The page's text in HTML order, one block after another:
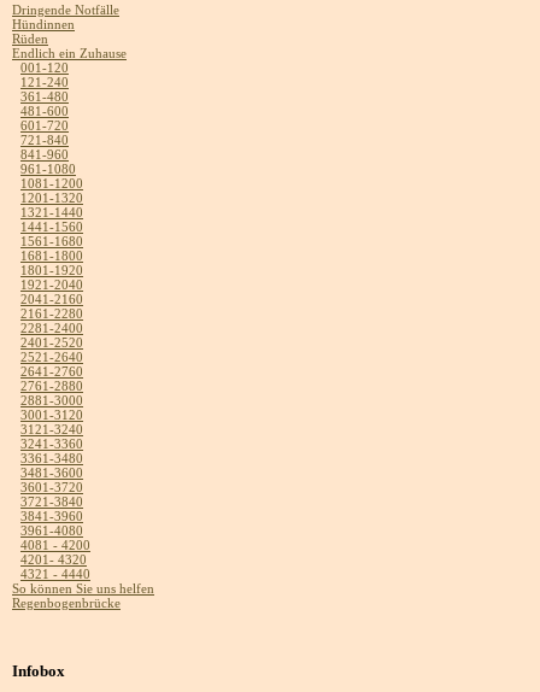
Dringende Notfälle
Hündinnen
Rüden
Endlich ein Zuhause
001-120
121-240
361-480
481-600
601-720
721-840
841-960
961-1080
1081-1200
1201-1320
1321-1440
1441-1560
1561-1680
1681-1800
1801-1920
1921-2040
2041-2160
2161-2280
2281-2400
2401-2520
2521-2640
2641-2760
2761-2880
2881-3000
3001-3120
3121-3240
3241-3360
3361-3480
3481-3600
3601-3720
3721-3840
3841-3960
3961-4080
4081 - 4200
4201- 4320
4321 - 4440
So können Sie uns helfen
Regenbogenbrücke
Infobox